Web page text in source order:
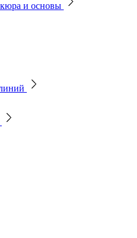
и основы